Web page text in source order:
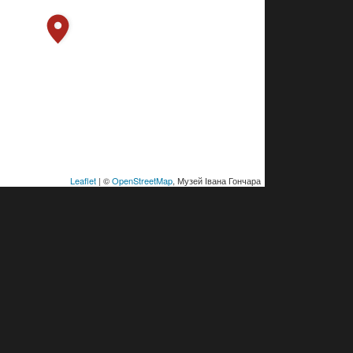
Leaflet | ©OpenStreetMap, Музей Івана Гончара